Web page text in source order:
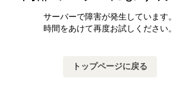
サーバーで障害が発生しています。
時間をあけて再度お試しください。
トップページに戻る